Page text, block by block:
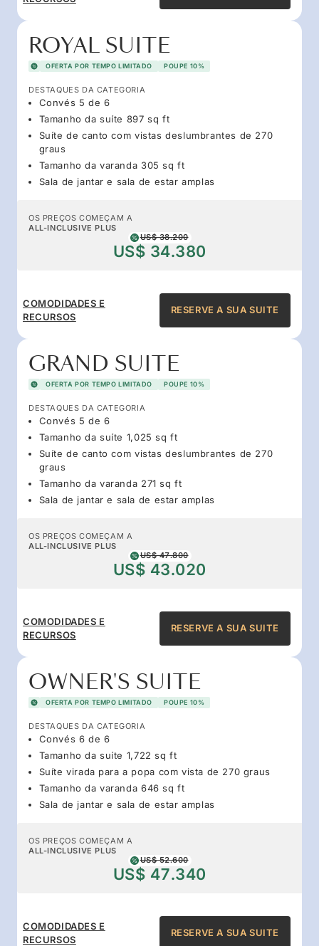
ROYAL SUITE
OFERTA POR TEMPO LIMITADO POUPE 10%
DESTAQUES DA CATEGORIA
Convés 5 de 6
Tamanho da suíte 897 sq ft
Suíte de canto com vistas deslumbrantes de 270
graus
Tamanho da varanda 305 sq ft
Sala de jantar e sala de estar amplas
OS PREÇOS COMEÇAM A
ALL-INCLUSIVE PLUS
US$ 38.200
US$ 34.380
COMODIDADES E
RECURSOS
RESERVE A SUA SUITE
GRAND SUITE
OFERTA POR TEMPO LIMITADO POUPE 10%
DESTAQUES DA CATEGORIA
Convés 5 de 6
Tamanho da suíte 1,025 sq ft
Suíte de canto com vistas deslumbrantes de 270
graus
Tamanho da varanda 271 sq ft
Sala de jantar e sala de estar amplas
OS PREÇOS COMEÇAM A
ALL-INCLUSIVE PLUS
US$ 47.800
US$ 43.020
COMODIDADES E
RECURSOS
RESERVE A SUA SUITE
OWNER'S SUITE
OFERTA POR TEMPO LIMITADO POUPE 10%
DESTAQUES DA CATEGORIA
Convés 6 de 6
Tamanho da suíte 1,722 sq ft
Suíte virada para a popa com vista de 270 graus
Tamanho da varanda 646 sq ft
Sala de jantar e sala de estar amplas
OS PREÇOS COMEÇAM A
ALL-INCLUSIVE PLUS
US$ 52.600
US$ 47.340
COMODIDADES E
RECURSOS
RESERVE A SUA SUITE